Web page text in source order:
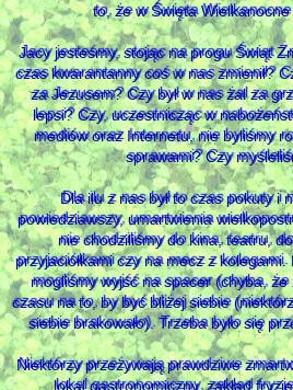
to, że w Święta
Jacy jesteśmy, stojąc na progu Świąt
czas kwarantanny coś w nas zmienił?
za Jezusem? Czy był w nas żal za
lepsi? Czy, uczestnicząc w
mediów oraz Internetu, nie byliśmy
sprawami? Czy
Dla ilu z nas był to czas pokuty i
powiedziawszy, umartwienia
nie chodziliśmy do kina, teatru,
przyjaciółkami czy na mecz z kolegami.
mogliśmy wyjść na spacer (chyba,
czasu na to, by być bliżej siebie
siebie brakowało). Trzeba było się
Niektórzy przeżywają prawdziwe
lokal gastronomiczny, zakład